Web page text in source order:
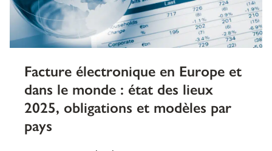
Facture électronique en Europe et
dans le monde : état des lieux
2025, obligations et modèles par
pays